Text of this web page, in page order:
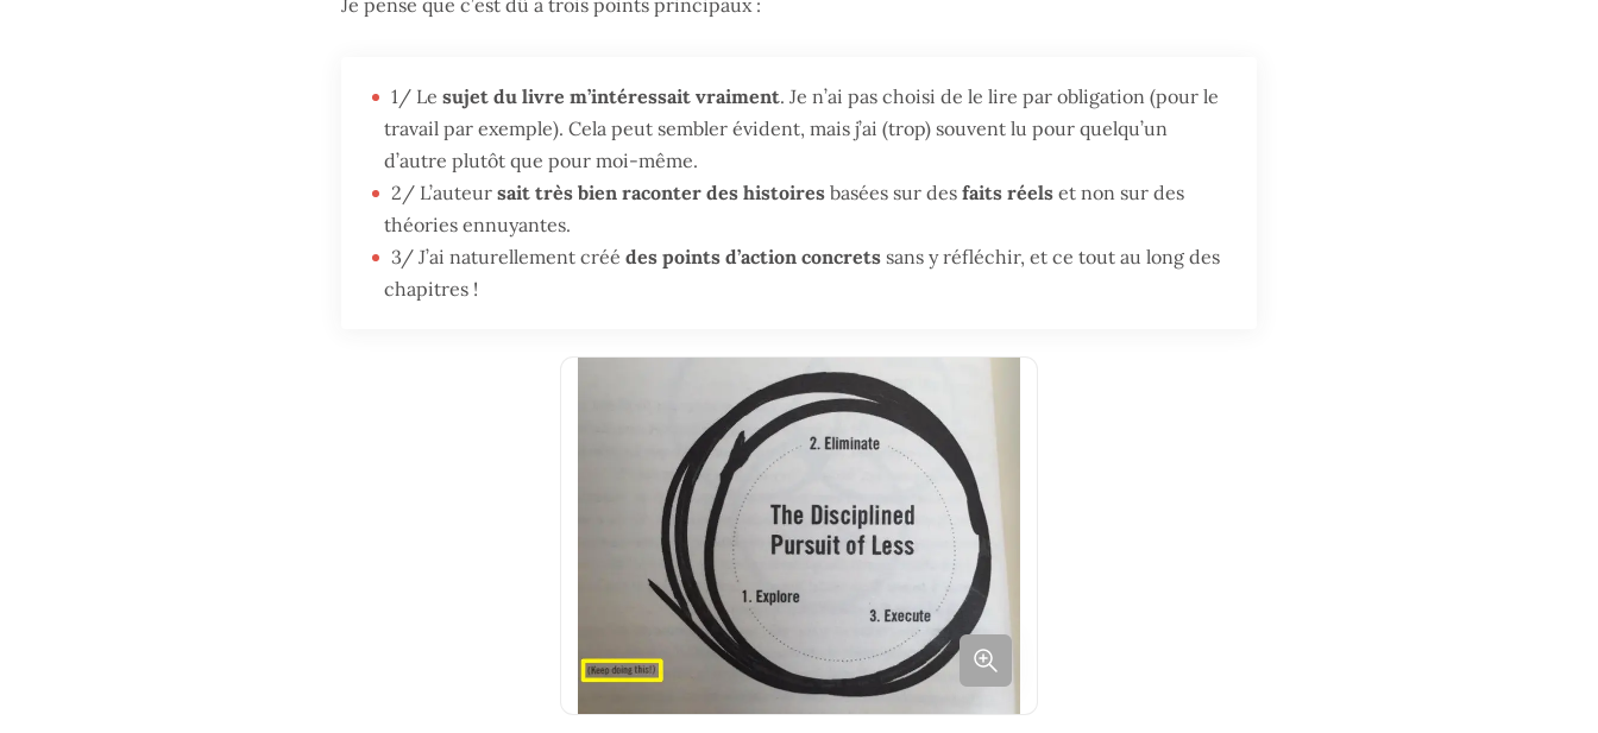
Je pense que c’est dû à trois points principaux :
1/ Le sujet du livre m’intéressait vraiment. Je n’ai pas choisi de le lire par obligation (pour le
travail par exemple). Cela peut sembler évident, mais j’ai (trop) souvent lu pour quelqu’un
d’autre plutôt que pour moi-même.
2/ L’auteur sait très bien raconter des histoires basées sur des faits réels et non sur des
théories ennuyantes.
3/ J’ai naturellement créé des points d’action concrets sans y réfléchir, et ce tout au long des
chapitres !